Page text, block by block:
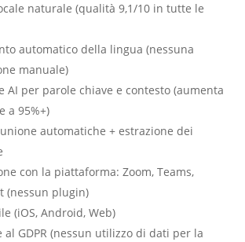
naturale (qualità 9,1/10 in tutte le
automatico della lingua (nessuna
manuale)
AI per parole chiave e contesto (aumenta
a 95%+)
automatiche + estrazione dei
con la piattaforma: Zoom, Teams,
(nessun plugin)
(iOS, Android, Web)
al GDPR (nessun utilizzo di dati per la